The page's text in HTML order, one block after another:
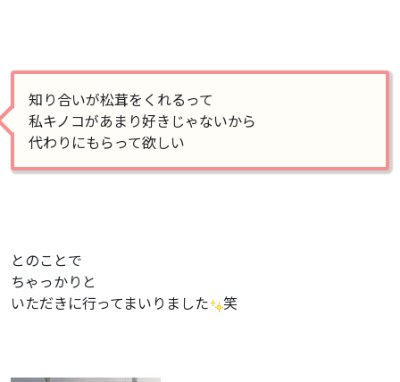
知り合いが松茸をくれるって
私キノコがあまり好きじゃないから
代わりにもらって欲しい
とのことで
ちゃっかりと
いただきに行ってまいりました
笑